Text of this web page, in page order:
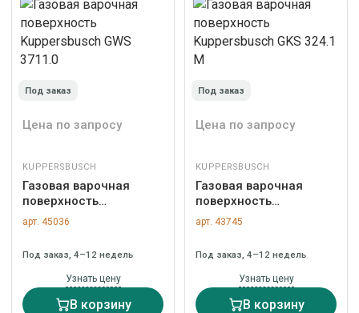
Под заказ
Цена по запросу
KUPPERSBUSCH
Газовая варочная
поверхность
Kuppersbusch GWS
3711.0
арт. 45036
Под заказ, 4–12 недель
Узнать цену
В корзину
Под заказ
Цена по запросу
KUPPERSBUSCH
Газовая варочная
поверхность
Kuppersbusch GKS
324.1 M
арт. 43745
Под заказ, 4–12 недель
Узнать цену
В корзину